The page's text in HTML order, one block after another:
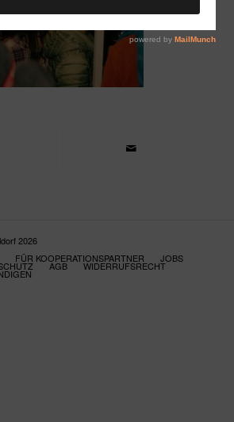
2026
FÜR KOOPERATIONSPARTNER JOBS
AGB WIDERRUFSRECHT